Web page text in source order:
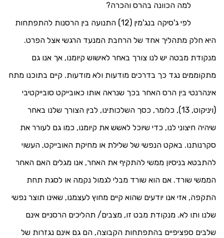
למה הכוונה בהרס והכרה?
לפי ג'סיקה בנג'מין (12) התנועה בין הרסנות להתפתחות
היא חלק מתהליך אחד של הרחבת המנעד הרגשי אצל הפרט.
מנקודת מבטה יש לנו צורך באחר לאישוש קיומנו, אך אנו גם
מתקוממים נגד כך בדרכים מודעות ולא מודעות. קיים בתוכנו מתח
אינהרנטי בין הרס האחר בכך שנראה אותו כאובייקט סובייקטיבי
(ויניקוט, 13), כלומר, כסך השלכותינו, לבין הצורך שלנו באחר
שיהיה חיצוני לנו, כדי שיוכל לאשש את קיומנו, כמו גם לעורר את
סקרנותנו. באקט הנפשי של שלילת או מחיקת האובייקט, העשוי
להתבטא בניסיון ממשי להתקיף את האחר, אנו מגלים האם האחר
הממשי שורד. אם הוא שורד מבלי לגמול נקמה או לסגת תחת
התקפה, אזי אנו יודעים שהוא קיים מחוץ לעצמנו, שאינו תוצר נפשי
שלנו ותו לא. מנקודת מבט זו, מצבים/ תהליכים הרסניים אינם
שלבים ספציפיים בהתפתחות הקבוצה, הם גם אינם נגזרות של